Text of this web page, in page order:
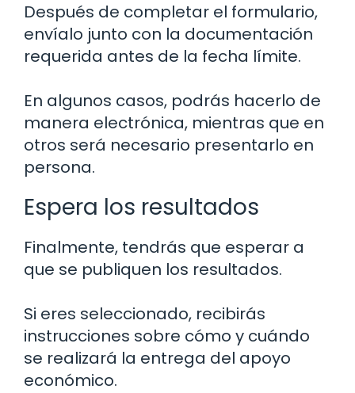
Después de completar el formulario,
envíalo junto con la documentación
requerida antes de la fecha límite.
En algunos casos, podrás hacerlo de
manera electrónica, mientras que en
otros será necesario presentarlo en
persona.
Espera los resultados
Finalmente, tendrás que esperar a
que se publiquen los resultados.
Si eres seleccionado, recibirás
instrucciones sobre cómo y cuándo
se realizará la entrega del apoyo
económico.